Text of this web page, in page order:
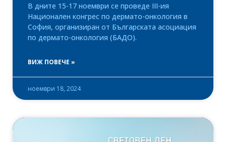
В дните 15-17 ноември се проведе III-ия
Национален конгрес по дермато-онкология в
София, организиран от Българската асоциация
по дермато-онкология (БАДО).
ВИЖ ПОВЕЧЕ »
ноември 18, 2024